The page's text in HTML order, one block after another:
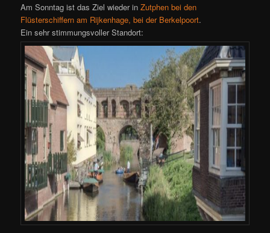
Am Sonntag ist das Ziel wieder inZutphen bei den
Flüsterschiffern am Rijkenhage, bei der Berkelpoort.
Ein sehr stimmungsvoller Standort: